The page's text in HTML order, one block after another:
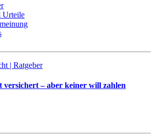
Urteile
| Ratgeber
versichert – aber keiner will zahlen